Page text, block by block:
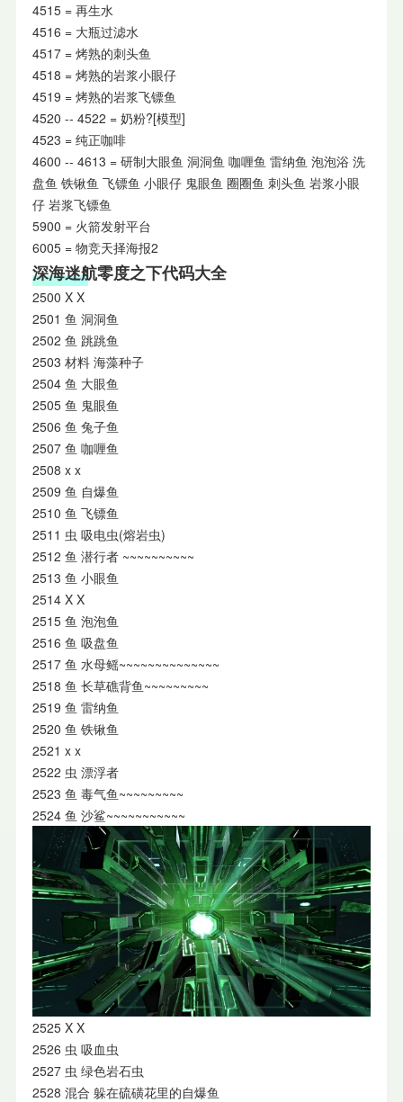
4515 = 再生水
4516 = 大瓶过滤水
4517 = 烤熟的刺头鱼
4518 = 烤熟的岩浆小眼仔
4519 = 烤熟的岩浆飞镖鱼
4520 -- 4522 = 奶粉?[模型]
4523 = 纯正咖啡
4600 -- 4613 = 研制大眼鱼 洞洞鱼 咖喱鱼 雷纳鱼 泡泡浴 洗
盘鱼 铁锹鱼 飞镖鱼 小眼仔 鬼眼鱼 圈圈鱼 刺头鱼 岩浆小眼
仔 岩浆飞镖鱼
5900 = 火箭发射平台
6005 = 物竞天择海报2
深海迷航零度之下代码大全
2500 X X
2501 鱼 洞洞鱼
2502 鱼 跳跳鱼
2503 材料 海藻种子
2504 鱼 大眼鱼
2505 鱼 鬼眼鱼
2506 鱼 兔子鱼
2507 鱼 咖喱鱼
2508 x x
2509 鱼 自爆鱼
2510 鱼 飞镖鱼
2511 虫 吸电虫(熔岩虫)
2512 鱼 潜行者 ~~~~~~~~~~
2513 鱼 小眼鱼
2514 X X
2515 鱼 泡泡鱼
2516 鱼 吸盘鱼
2517 鱼 水母鳐~~~~~~~~~~~~~~
2518 鱼 长草礁背鱼~~~~~~~~~
2519 鱼 雷纳鱼
2520 鱼 铁锹鱼
2521 x x
2522 虫 漂浮者
2523 鱼 毒气鱼~~~~~~~~~
2524 鱼 沙鲨~~~~~~~~~~~
2525 X X
2526 虫 吸血虫
2527 虫 绿色岩石虫
2528 混合 躲在硫磺花里的自爆鱼